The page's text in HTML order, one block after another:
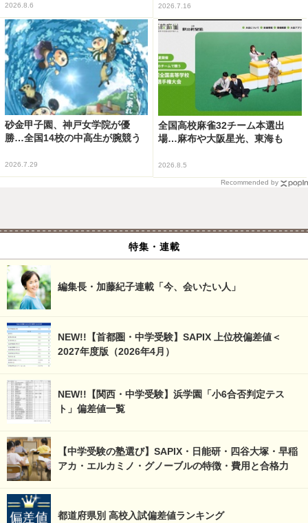
2026.8.6 2026.7.16
砂金甲子園、神戸女学院が優
勝…全国14校の中高生が腕競う
2026.7.29
全国高校麻雀32チーム本選出
場…麻布や大阪星光、東海も
2026.8.5
Recommended by
特集・連載
編集長・加藤紀子連載「今、会いたい人」
NEW!!【首都圏・中学受験】SAPIX 上位校偏差値＜
2027年度版（2026年4月）
NEW!!【関西・中学受験】浜学園「小6合否判定テス
ト」偏差値一覧
【中学受験の塾選び】SAPIX・日能研・四谷大塚・早稲
アカ・エルカミノ・グノーブルの特徴・費用と合格力
都道府県別 高校入試偏差値ランキング